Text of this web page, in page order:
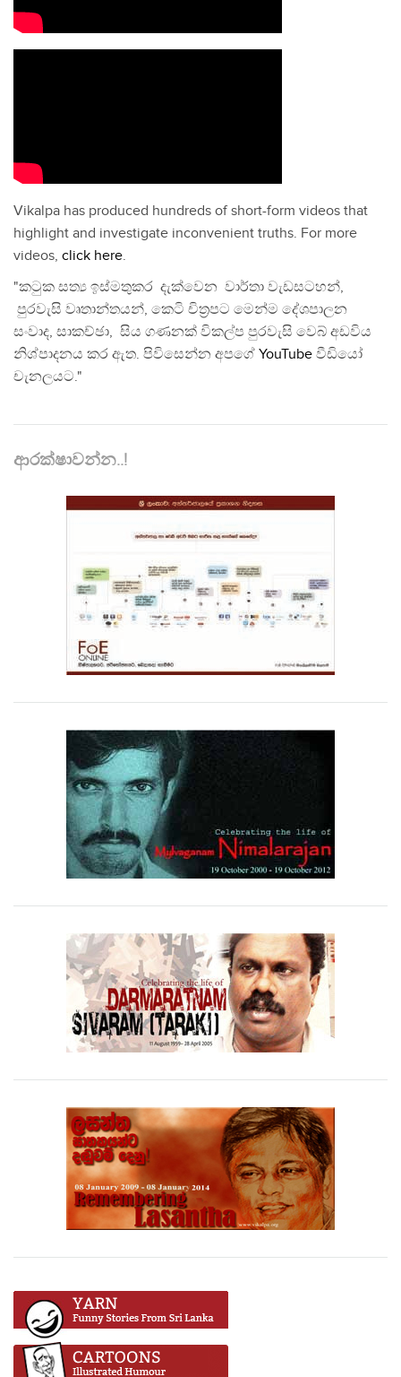
Vikalpa has produced hundreds of short-form videos that
highlight and investigate inconvenient truths. For more
videos, click here.
"කටුක සත්‍ය ඉස්මතුකර දැක්වෙන වාර්තා වැඩසටහන්,
පුරවැසි වෘතාන්තයන්, කෙටි චිත්‍රපට මෙන්ම දේශපාලන
සංවාද, සාකච්ඡා, සිය ගණනක් විකල්ප පුරවැසි වෙබ් අඩවිය
නිශ්පාදනය කර ඇත. පිවිසෙන්න අපගේ YouTube වීඩියෝ
චැනලයට."
ආරක්ෂාවන්න..!